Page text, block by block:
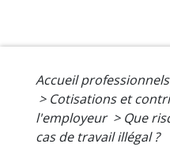
Accueil professionnels
> Cotisations et
l'employeur > Que
cas de travail illégal ?